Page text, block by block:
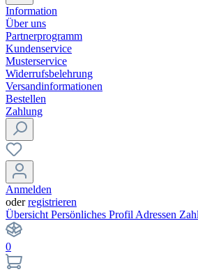
Information
Über uns
Partnerprogramm
Kundenservice
Musterservice
Widerrufsbelehrung
Versandinformationen
Bestellen
Zahlung
Anmelden
oderregistrieren
Übersicht Persönliches Profil Adressen
0